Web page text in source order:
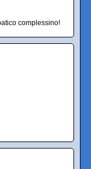
complessino!